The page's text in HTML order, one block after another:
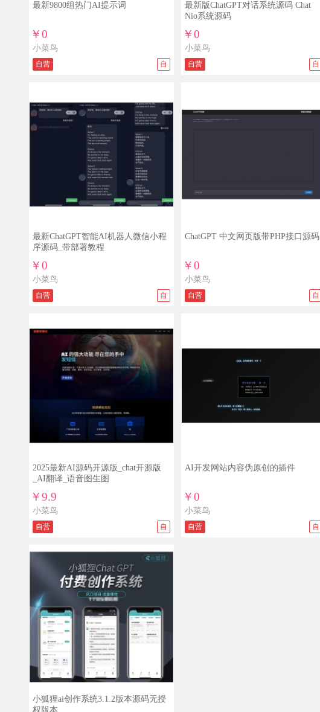
最新9800组热门AI提示词
￥0
小菜鸟
自营 自
最新版ChatGPT对话系统源码 Chat
Nio系统源码
￥0
小菜鸟
自营 自
最新ChatGPT智能AI机器人微信小程
序源码_带部署教程
￥0
小菜鸟
自营 自
ChatGPT 中文网页版带PHP接口源码
￥0
小菜鸟
自营 自
2025最新AI源码开源版_chat开源版
_AI翻译_语音图生图
￥9.9
小菜鸟
自营 自
AI开发网站内容伪原创的插件
￥0
小菜鸟
自营 自
小狐狸ai创作系统3.1.2版本源码无授
权版本